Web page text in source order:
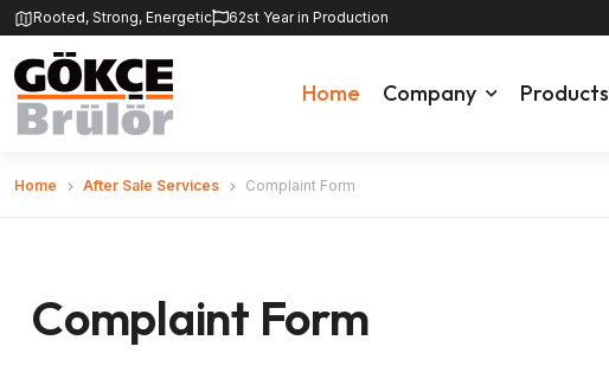
Rooted, Strong, Energetic 62st Year in Production
Home Company Products
Home After Sale Services Complaint Form
Complaint Form